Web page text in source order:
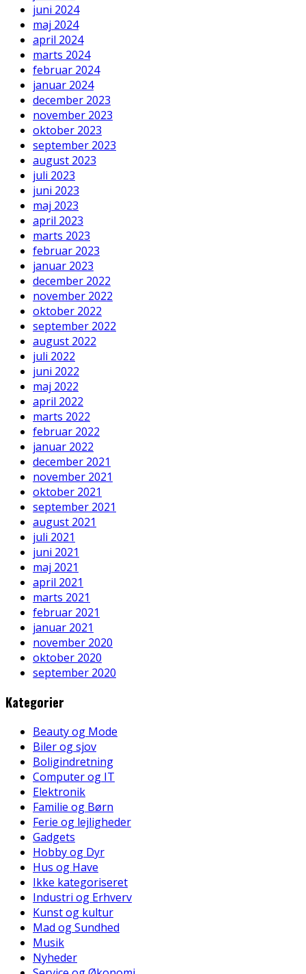
juni 2024
maj 2024
april 2024
marts 2024
februar 2024
januar 2024
december 2023
november 2023
oktober 2023
september 2023
august 2023
juli 2023
juni 2023
maj 2023
april 2023
marts 2023
februar 2023
januar 2023
december 2022
november 2022
oktober 2022
september 2022
august 2022
juli 2022
juni 2022
maj 2022
april 2022
marts 2022
februar 2022
januar 2022
december 2021
november 2021
oktober 2021
september 2021
august 2021
juli 2021
juni 2021
maj 2021
april 2021
marts 2021
februar 2021
januar 2021
november 2020
oktober 2020
september 2020
Kategorier
Beauty og Mode
Biler og sjov
Boligindretning
Computer og IT
Elektronik
Familie og Børn
Ferie og lejligheder
Gadgets
Hobby og Dyr
Hus og Have
Ikke kategoriseret
Industri og Erhverv
Kunst og kultur
Mad og Sundhed
Musik
Nyheder